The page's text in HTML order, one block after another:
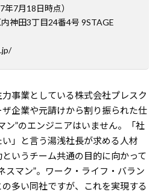
7月18日時点）
神田3丁目24番4号 9STAGE
事業としている株式会社プレスク
企業や元請けから割り振られた仕
ン”のエンジニアはいません。「社
」と言う湯浅社長が求める人材
いうチーム共通の目的に向かって
スマン”。ワーク・ライフ・バラン
多い同社ですが、これを実現する